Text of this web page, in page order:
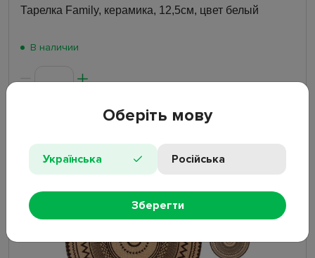
Тарелка Family, керамика, 12,5см, цвет белый
В наличии
Новое поступление
Оберіть мову
Українська Російська
Зберегти